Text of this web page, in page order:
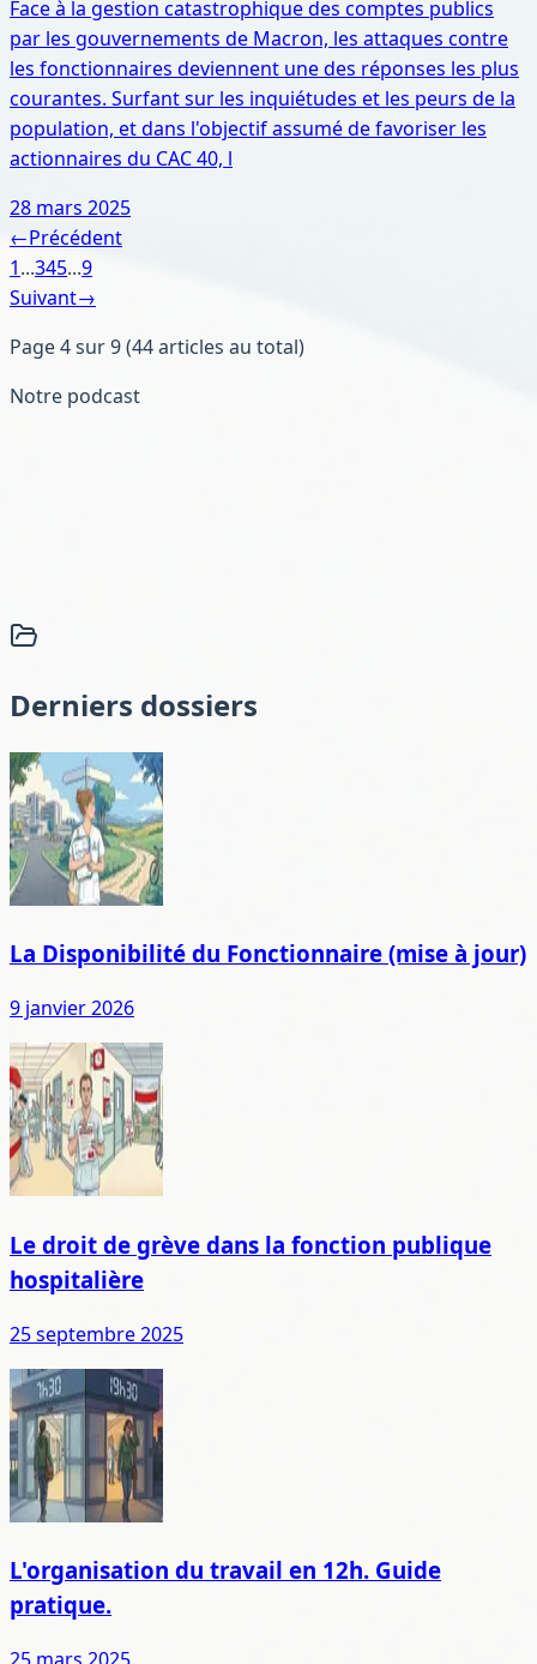
Face à la gestion catastrophique des comptes publics
par les gouvernements de Macron, les attaques contre
les fonctionnaires deviennent une des réponses les plus
courantes. Surfant sur les inquiétudes et les peurs de la
population, et dans l'objectif assumé de favoriser les
actionnaires du CAC 40, l
28 mars 2025
←Précédent
1...345...9
Suivant→
Page4sur9(44articles au total)
Notre podcast
Derniers dossiers
La Disponibilité du Fonctionnaire (mise à jour)
9 janvier 2026
Le droit de grève dans la fonction publique
hospitalière
25 septembre 2025
L'organisation du travail en 12h. Guide
pratique.